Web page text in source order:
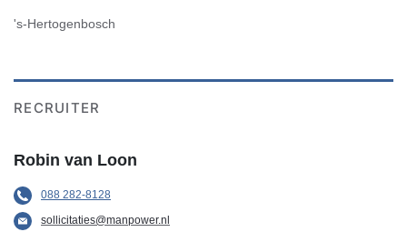
's-Hertogenbosch
RECRUITER
Robin van Loon
088 282-8128
sollicitaties@manpower.nl